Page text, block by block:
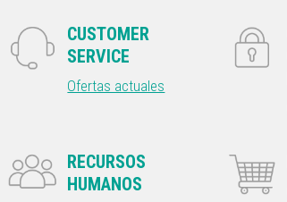
CUSTOMER
SERVICE
Ofertas actuales
RECURSOS
HUMANOS